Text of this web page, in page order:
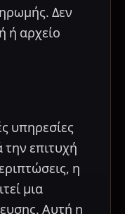
Δεν
ή αρχείο
υπηρεσίες
επιτυχή
η
μια
Αυτή η